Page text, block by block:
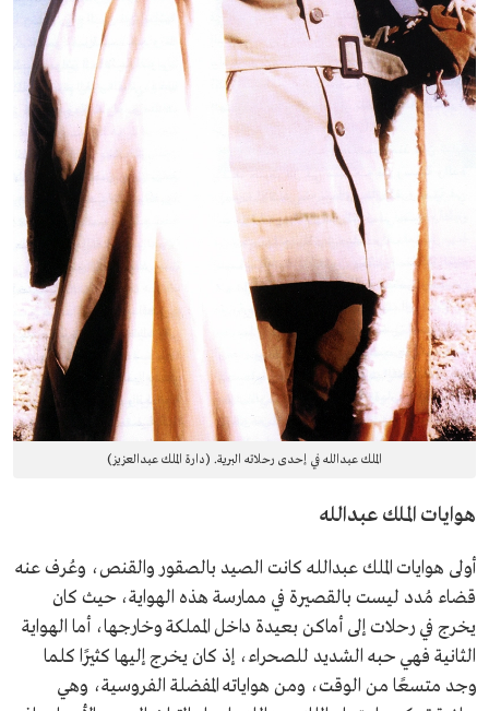
الملك عبدالله في إحدى رحلاته البرية. (دارة الملك عبدالعزيز)
هوايات الملك عبدالله
أولى هوايات الملك عبدالله كانت الصيد بالصقور والقنص، وعُرف عنه
قضاء مُدد ليست بالقصيرة في ممارسة هذه الهواية، حيث كان
يخرج في رحلات إلى أماكن بعيدة داخل المملكة وخارجها، أما الهواية
الثانية فهي حبه الشديد للصحراء، إذ كان يخرج إليها كثيرًا كلما
وجد متسعًا من الوقت، ومن هواياته المفضلة الفروسية، وهي